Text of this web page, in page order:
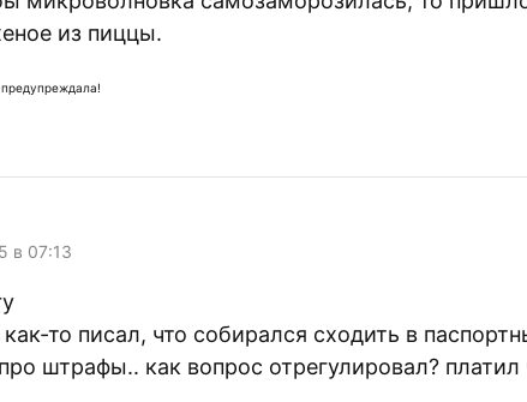
из пиццы.
в 07:13
то писал, что собирался сходить в
штрафы.. как вопрос отрегулировал? платил